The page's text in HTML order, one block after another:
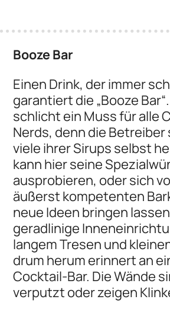
Booze Bar
Einen Drink, der immer
garantiert die „Booze
schlicht ein Muss für alle
Nerds, denn die
viele ihrer Sirups selbst
kann hier seine
ausprobieren, oder sich
äußerst kompetenten
neue Ideen bringen
geradlinige
langem Tresen und
drum herum erinnert an
Cocktail-Bar. Die Wände
verputzt oder zeigen